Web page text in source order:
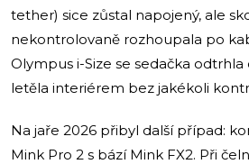
tether) sice zůstal napojený, ale
nekontrolovaně rozhoupala po
Olympus i-Size se sedačka
letěla interiérem bez jakékoli
Na jaře 2026 přibyl další případ:
Mink Pro 2 s bází Mink FX2. Při